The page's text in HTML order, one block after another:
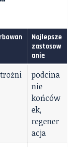
Najlepsze
zastosow
anie
podcina
nie
końców
ek,
regener
acja